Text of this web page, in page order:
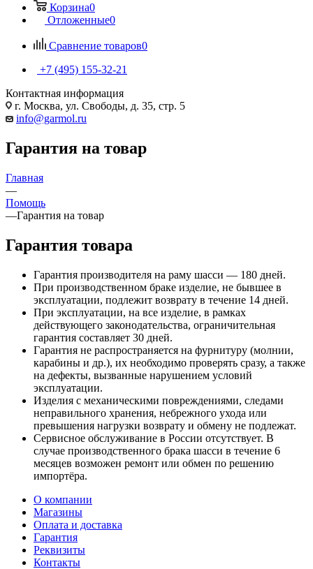
Корзина0
Отложенные0
Сравнение товаров0
+7 (495) 155-32-21
Контактная информация
г. Москва, ул. Свободы, д. 35, стр. 5
info@garmol.ru
Гарантия на товар
Главная
—
Помощь
—Гарантия на товар
Гарантия товара
Гарантия производителя на раму шасси — 180 дней.
При производственном браке изделие, не бывшее в
эксплуатации, подлежит возврату в течение 14 дней.
При эксплуатации, на все изделие, в рамках
действующего законодательства, ограничительная
гарантия составляет 30 дней.
Гарантия не распространяется на фурнитуру (молнии,
карабины и др.), их необходимо проверять сразу, а также
на дефекты, вызванные нарушением условий
эксплуатации.
Изделия с механическими повреждениями, следами
неправильного хранения, небрежного ухода или
превышения нагрузки возврату и обмену не подлежат.
Сервисное обслуживание в России отсутствует. В
случае производственного брака шасси в течение 6
месяцев возможен ремонт или обмен по решению
импортёра.
О компании
Магазины
Оплата и доставка
Гарантия
Реквизиты
Контакты